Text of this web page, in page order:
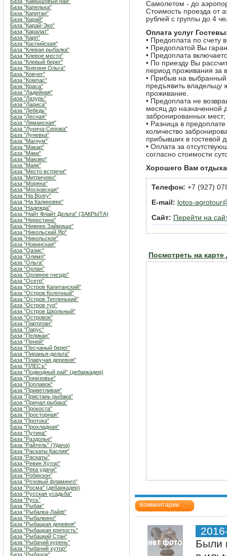
База "Капелька"
База "Капитан"
База "Карай"
База "Карай-Эко"
База "Каралат"
База "Карп"
База "Каспийская"
База "Клевая рыбалка"
База "Клевое место"
База "Клевый берег"
База "Княгиня Ольга"
База "Ковчег"
База "Компас"
База "Краса"
База "Ладейная"
База "Лазурь"
База "Лариса"
База "Лебедь"
База "Лесная"
База "Лиманская"
База "Лукича-Серова"
База "Луневка"
База "Магнум"
База "Макар"
База "Маки"
База "Маково"
База "Маяк"
База "Место встречи"
База "Митричево"
База "Моряна"
База "Московская"
База "На Волгу"
База "На Калиновке"
База "Надежда"
База "Найт Флайт Дельта" (ЗАКРЫТА)
База "Нерестина"
База "Нижнее Займище"
База "Никольский Яр"
База "Никольское"
База "Новинская"
База "Оазис"
База "Олимп"
База "Ольга"
База "Орлан"
База "Орлиное гнездо"
База "Осетр"
База "Остров Капитанский"
База "Остров Колочный"
База "Остров Тепленький"
База "Остров тур"
База "Остров Школьный"
База "Островок"
База "Партизан"
База "Парус"
База "Пеликан"
База "Пеней"
База "Песчаный берег"
База "Пиранья-дельта"
База "Плавучая деревня"
База "ПЛЕСъ"
База "Подводный рай" (дебаркадер)
База "Понизовье"
База "Поплавок"
База "Приветливая"
База "Пристань рыбака"
База "Причал рыбака"
База "Прокоста"
База "Просторная"
База "Протока"
База "Прохладная"
База "Путина"
База "Раздолье"
База "Райтель" (Удача)
База "Раскаты Каспия"
База "Раскаты"
База "Ревин Хутор"
База "Река удачи"
База "Робинзон"
База "Розовый фламинго"
База "Росма" (дебаркадер)
База "Русская усадьба"
База "Русь"
База "Рыбак"
База "Рыбалка-Лайф"
База "Рыбалкино"
База "Рыбацкая деревня"
База "Рыбацкая крепость"
База "Рыбацкий Стан"
База "Рыбачий курень"
База "Рыбачий хутор"
База "Рыбачок"
Самолетом - до
Стоимость проезда от
рублей с группы до 4
Оплата услуг
• Предоплата по
• Предоплатой Вы
• Предоплата
• По приезду Вы
период проживания за
• Прибыв на
предъявить владельцу
проживание.
• Предоплата не
месяц до назначенной
забронированных мест;
• Разница в
количество
прибывших в гостевой
• Оплата за
согласно стоимости
Хорошего Вам
Телефон: +7 (927)
E-mail: lotos-
Сайт: Перейти на
Посмотреть на
Комментарии
Были